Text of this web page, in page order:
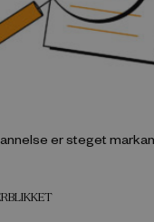
er steget